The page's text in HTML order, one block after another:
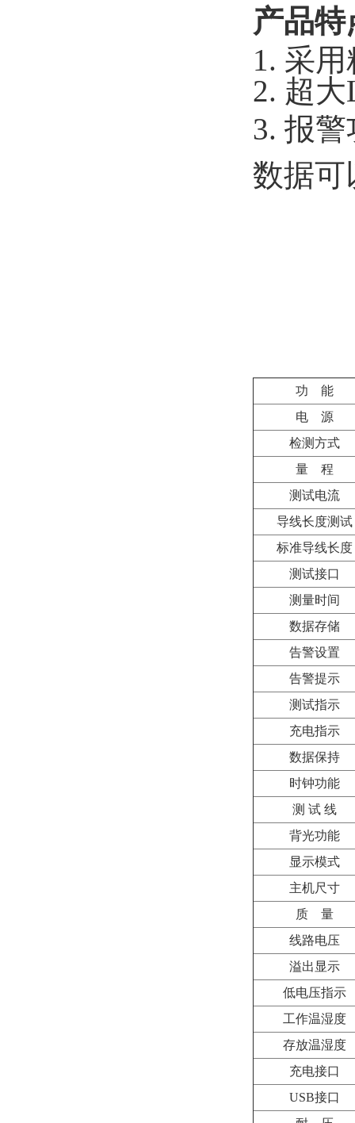
产品特
1. 采
2. 超大
3. 报
数据可
功
能
电
源
检测方式
量
程
测试电流
导线长度测试
标准导线长度
测试接口
测量时间
数据存储
告警设置
告警提示
测试指示
充电指示
数据保持
时钟功能
测 试 线
背光功能
显示模式
主机尺寸
质
量
线路电压
溢出显示
低电压指示
工作温湿度
存放温湿度
充电接口
USB接口